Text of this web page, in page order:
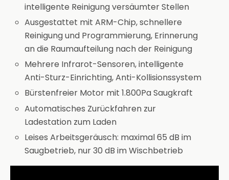
intelligente Reinigung versäumter Stellen
Ausgestattet mit ARM-Chip, schnellere
Reinigung und Programmierung, Erinnerung
an die Raumaufteilung nach der Reinigung
Mehrere Infrarot-Sensoren, intelligente
Anti-Sturz-Einrichting, Anti-Kollisionssystem
Bürstenfreier Motor mit 1.800Pa Saugkraft
Automatisches Zurückfahren zur
Ladestation zum Laden
Leises Arbeitsgeräusch: maximal 65 dB im
Saugbetrieb, nur 30 dB im Wischbetrieb